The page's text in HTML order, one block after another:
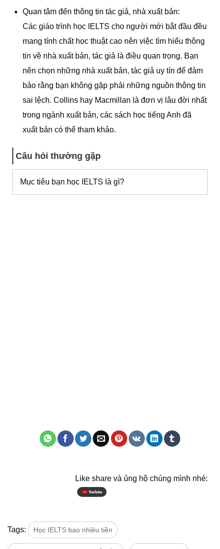
Quan tâm đến thông tin tác giả, nhà xuất bản:
Các giáo trình học IELTS cho người mới bắt đầu đều
mang tính chất học thuật cao nên việc tìm hiểu thông
tin về nhà xuất bản, tác giả là điều quan trọng. Bạn
nên chọn những nhà xuất bản, tác giả uy tín để đảm
bảo rằng bạn không gặp phải những nguồn thông tin
sai lệch. Collins hay Macmillan là đơn vị lâu đời nhất
trong ngành xuất bản, các sách học tiếng Anh đã
xuất bản có thể tham khảo.
Câu hỏi thường gặp
Mục tiêu bạn học IELTS là gì?
Like share và ủng hộ chúng mình nhé:
Tags: Học IELTS bao nhiêu tiền